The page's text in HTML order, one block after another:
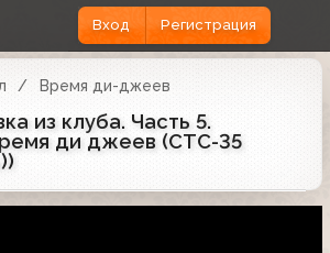
Вход Регистрация
Время ди-джеев
из клуба. Часть 5.
ди джеев (СТС-35